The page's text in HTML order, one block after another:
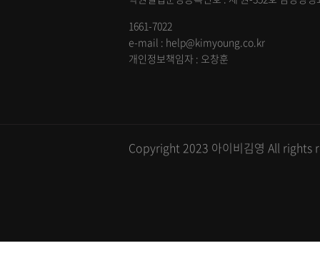
1661-7022
e-mail : help@kimyoung.co.kr
개인정보책임자 : 오창훈
Copyright 2023 아이비김영 All rights